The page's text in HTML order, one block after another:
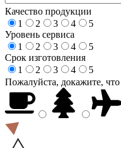
Качество продукции
1
2 3 4
5
Уровень сервиса
1
2 3 4
5
Срок изготовления
1
2 3 4
5
Пожалуйста, докажите,